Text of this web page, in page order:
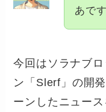
あです
今回はソラナブ
ン「Slerf」の開
ーンしたニュー